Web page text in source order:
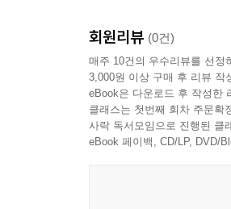
회원리뷰 (0건)
매주 10건의 우수리뷰를 선정
3,000원 이상 구매 후 리뷰 작
eBook은 다운로드 후 작성한
클래스는 첫번째 회차 주문확
사락 독서모임으로 진행된 클
eBook 페이백, CD/LP, DVD/